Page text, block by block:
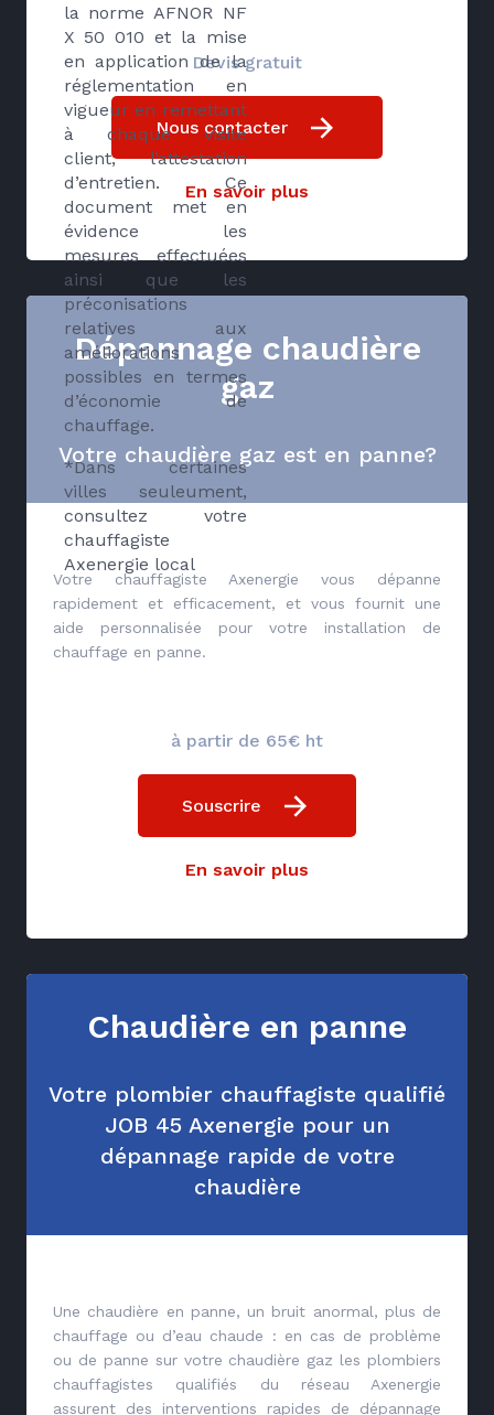
la norme AFNOR NF
X 50 010 et la mise
en application de la
réglementation en
vigueur en remettant
à chaque visite
client, l’attestation
d’entretien. Ce
document met en
évidence les
mesures effectuées
ainsi que les
préconisations
relatives aux
améliorations
possibles en termes
d’économie de
chauffage.
*Dans certaines
villes seuleument,
consultez votre
chauffagiste
Axenergie local
Devis gratuit
Nous contacter
En savoir plus
Dépannage chaudière
gaz
Votre chaudière gaz est en panne?
Votre chauffagiste Axenergie vous dépanne
rapidement et efficacement, et vous fournit une
aide personnalisée pour votre installation de
chauffage en panne.
à partir de 65€ ht
Souscrire
En savoir plus
Chaudière en panne
Votre plombier chauffagiste qualifié
JOB 45 Axenergie pour un
dépannage rapide de votre
chaudière
Une chaudière en panne, un bruit anormal, plus de
chauffage ou d’eau chaude : en cas de problème
ou de panne sur votre chaudière gaz les plombiers
chauffagistes qualifiés du réseau Axenergie
assurent des interventions rapides de dépannage